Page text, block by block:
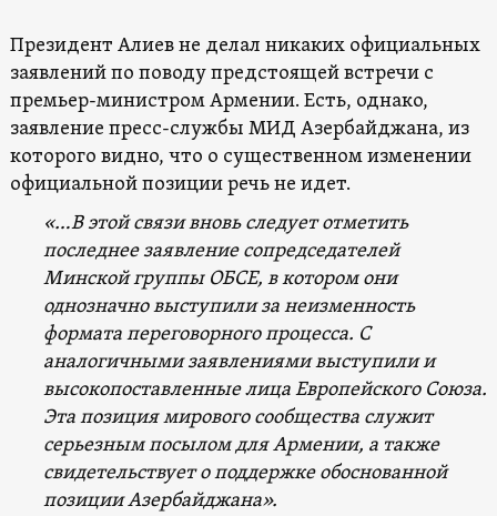
Президент Алиев не делал никаких официальных
заявлений по поводу предстоящей встречи с
премьер-министром Армении. Есть, однако,
заявление пресс-службы МИД Азербайджана, из
которого видно, что о существенном изменении
официальной позиции речь не идет.
«…В этой связи вновь следует отметить
последнее заявление сопредседателей
Минской группы ОБСЕ, в котором они
однозначно выступили за неизменность
формата переговорного процесса. С
аналогичными заявлениями выступили и
высокопоставленные лица Европейского Союза.
Эта позиция мирового сообщества служит
серьезным посылом для Армении, а также
свидетельствует о поддержке обоснованной
позиции Азербайджана».